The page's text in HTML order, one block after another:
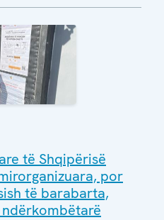
të Shqipërisë
por
të barabarta,